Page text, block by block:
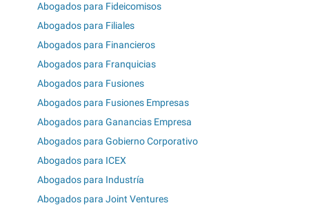
Abogados para Fideicomisos
Abogados para Filiales
Abogados para Financieros
Abogados para Franquicias
Abogados para Fusiones
Abogados para Fusiones Empresas
Abogados para Ganancias Empresa
Abogados para Gobierno Corporativo
Abogados para ICEX
Abogados para Industría
Abogados para Joint Ventures